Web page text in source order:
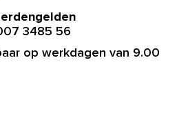
3485 56
op werkdagen van 9.00